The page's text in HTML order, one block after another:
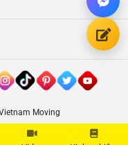
Moving